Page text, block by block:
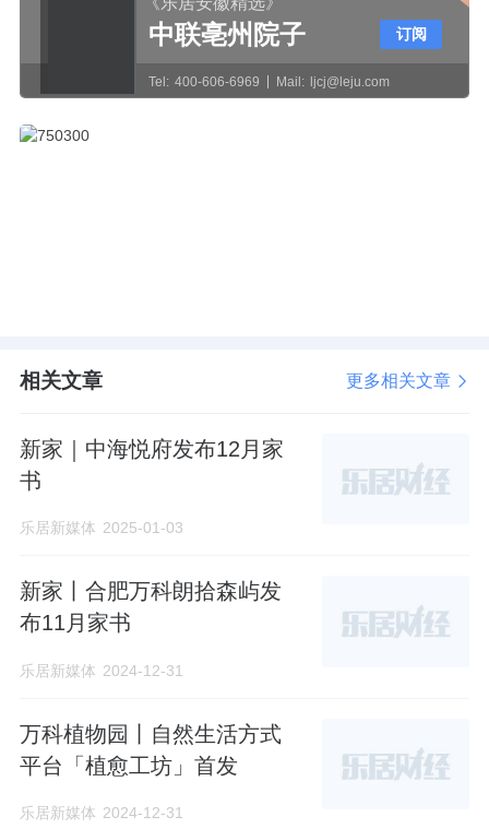
中联亳州院子
Tel: 400-606-6969 Mail: ljcj@leju.com
订阅
相关文章 更多相关文章
新家｜中海悦府发布12月家
书
乐居新媒体 2025-01-03
新家丨合肥万科朗拾森屿发
布11月家书
乐居新媒体 2024-12-31
万科植物园丨自然生活方式
平台「植愈工坊」首发
乐居新媒体 2024-12-31